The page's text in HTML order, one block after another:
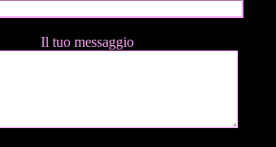
Il tuo messaggio